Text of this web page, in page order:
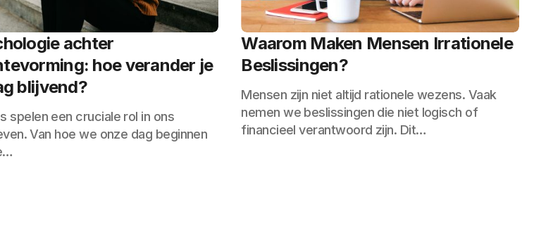
achter
hoe verander je
blijvend?
spelen een cruciale rol in ons
Van hoe we onze dag beginnen
Waarom Maken Mensen Irrationele
Beslissingen?
Mensen zijn niet altijd rationele wezens. Vaak
nemen we beslissingen die niet logisch of
financieel verantwoord zijn. Dit…